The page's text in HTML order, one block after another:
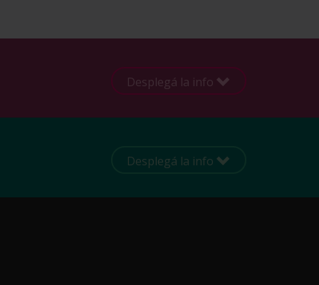
Desplegá la info
Desplegá la info